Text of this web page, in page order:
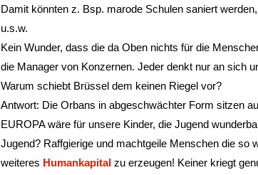
Damit könnten z. Bsp. marode Schulen saniert
u.s.w.
Kein Wunder, dass die da Oben nichts für die
die Manager von Konzernen. Jeder denkt nur an sich
Warum schiebt Brüssel dem keinen Riegel vor?
Antwort: Die Orbans in abgeschwächter Form sitzen
EUROPA wäre für unsere Kinder, die Jugend
Jugend? Raffgierige und machtgeile Menschen die so
weiteres Humankapital zu erzeugen! Keiner kriegt